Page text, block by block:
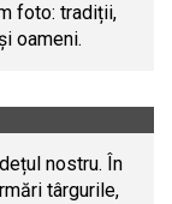
foto: tradiții,
oameni.
nostru. În
târgurile,